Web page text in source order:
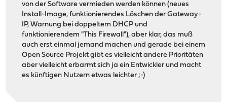
von der Software vermieden werden können (neues
Install-Image, funktionierendes Löschen der Gateway-
IP, Warnung bei doppeltem DHCP und
funktionierendem "This Firewall"), aber klar, das muß
auch erst einmal jemand machen und gerade bei einem
Open Source Projekt gibt es vielleicht andere Prioritäten
aber vielleicht erbarmt sich ja ein Entwickler und macht
es künftigen Nutzern etwas leichter ;-)